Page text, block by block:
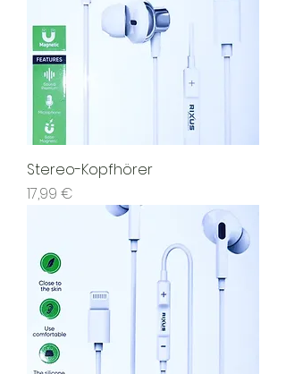
Stereo-Kopfhörer
Preis
17,99 €